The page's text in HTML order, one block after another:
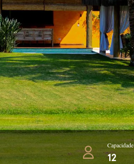
Capacidade
12